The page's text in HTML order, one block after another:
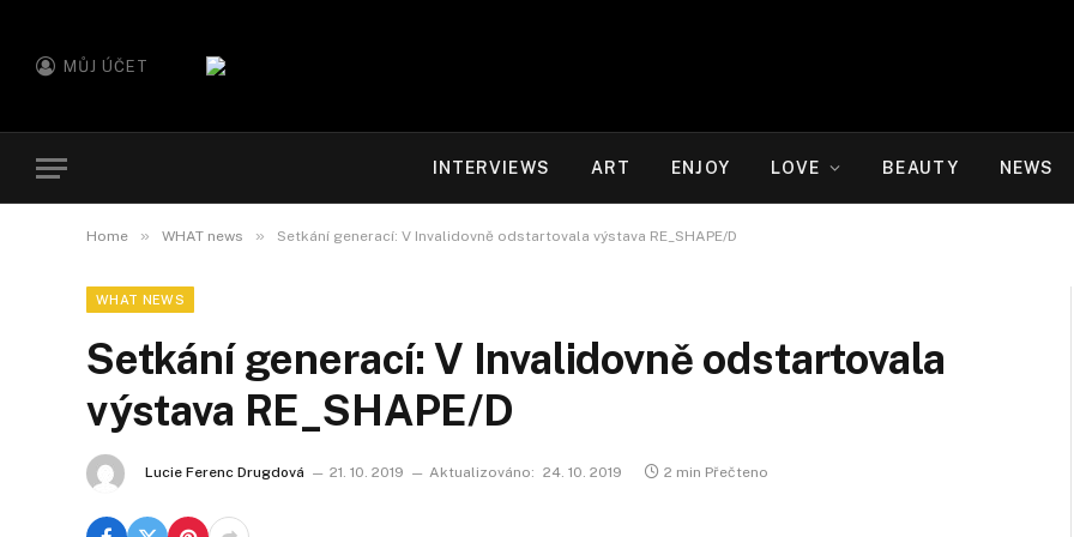
MŮJ ÚČET
INTERVIEWS ART ENJOY LOVE BEAUTY NEWS
Home » WHAT news » Setkání generací: V Invalidovně odstartovala výstava RE_SHAPE/D
WHAT NEWS
Setkání generací: V Invalidovně odstartovala
výstava RE_SHAPE/D
Lucie Ferenc Drugdová 21. 10. 2019 Aktualizováno: 24. 10. 2019 2 min Přečteno